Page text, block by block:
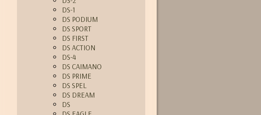
DS-1
DS PODIUM
DS SPORT
DS FIRST
DS ACTION
DS-4
DS CAIMANO
DS PRIME
DS SPEL
DS DREAM
DS